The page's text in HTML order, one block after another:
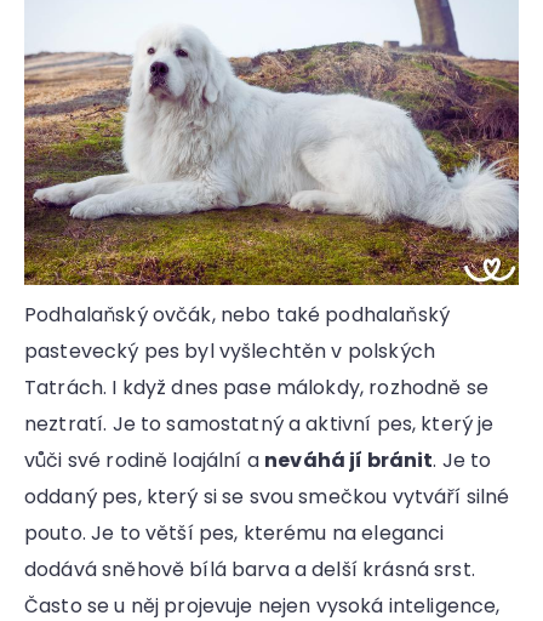
Podhalaňský ovčák, nebo také podhalaňský
pastevecký pes byl vyšlechtěn v polských
Tatrách. I když dnes pase málokdy, rozhodně se
neztratí. Je to samostatný a aktivní pes, který je
vůči své rodině loajální a neváhá jí bránit. Je to
oddaný pes, který si se svou smečkou vytváří silné
pouto. Je to větší pes, kterému na eleganci
dodává sněhově bílá barva a delší krásná srst.
Často se u něj projevuje nejen vysoká inteligence,
HLEDAT
o
p
o
r
u
č
u
j
e
m
e